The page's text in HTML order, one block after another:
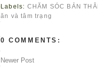
Labels: CHĂM SÓC BẢN
ăn và tâm trạng
0 COMMENTS:
Newer Post